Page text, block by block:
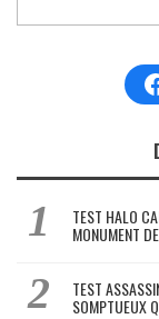
TEST HALO
MONUMENT
TEST
SOMPTUEUX